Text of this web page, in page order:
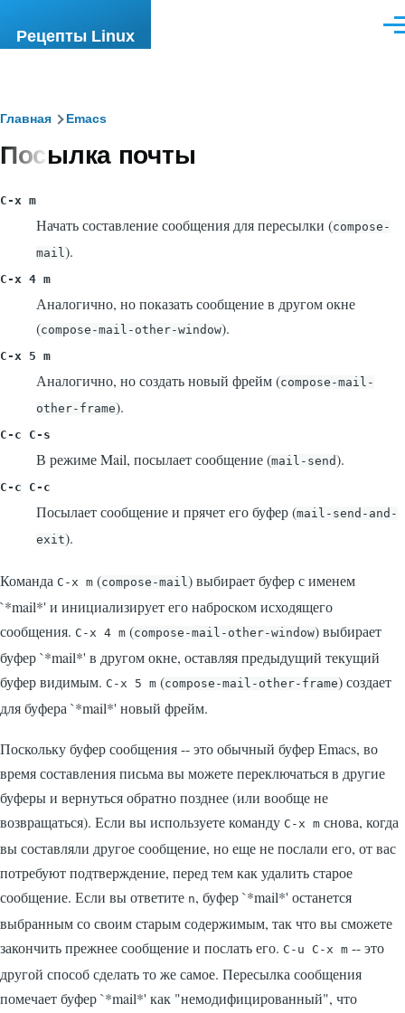
Рецепты Linux
Строка
навигации
Главная Emacs
Посылка почты
C-x m
Начать составление сообщения для пересылки (compose-
mail).
C-x 4 m
Аналогично, но показать сообщение в другом окне
(compose-mail-other-window).
C-x 5 m
Аналогично, но создать новый фрейм (compose-mail-
other-frame).
C-c C-s
В режиме Mail, посылает сообщение (mail-send).
C-c C-c
Посылает сообщение и прячет его буфер (mail-send-and-
exit).
Команда C-x m (compose-mail) выбирает буфер с именем
`*mail*' и инициализирует его наброском исходящего
сообщения. C-x 4 m (compose-mail-other-window) выбирает
буфер`*mail*' в другом окне, оставляя предыдущий текущий
буфер видимым. C-x 5 m (compose-mail-other-frame) создает
для буфера `*mail*' новый фрейм.
Поскольку буфер сообщения -- это обычный буфер Emacs, во
время составления письма вы можете переключаться в другие
буферы и вернуться обратно позднее (или вообще не
возвращаться). Если вы используете команду C-x m снова, когда
вы составляли другое сообщение, но еще не послали его, от вас
потребуют подтверждение, перед тем как удалить старое
сообщение. Если вы ответите n, буфер`*mail*' останется
выбранным со своим старым содержимым, так что вы сможете
закончить прежнее сообщение и послать его. C-u C-x m -- это
другой способ сделать то же самое. Пересылка сообщения
помечает буфер`*mail*' как "немодифицированный", что